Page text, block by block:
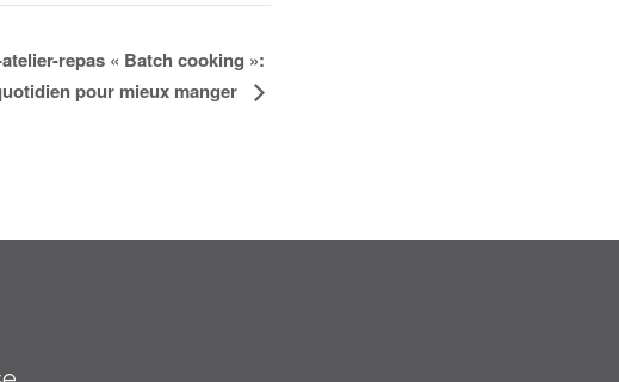
repas « Batch cooking »:
pour mieux manger